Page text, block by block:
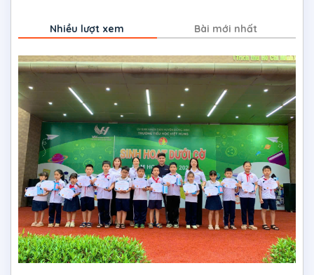
Nhiều lượt xem Bài mới nhất